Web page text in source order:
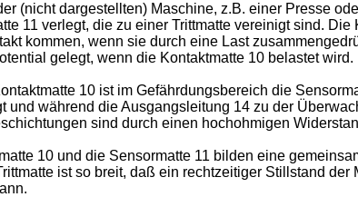
(nicht dargestellten) Maschine, z.B. einer Presse
11 verlegt, die zu einer Trittmatte vereinigt sind.
kommen, wenn sie durch eine Last
gelegt, wenn die Kontaktmatte 10 belastet wird.
10 ist im Gefährdungsbereich die
und während die Ausgangsleitung 14 zu der
sind durch einen hochohmigen
10 und die Sensormatte 11 bilden eine
ist so breit, daß ein rechtzeitiger Stillstand